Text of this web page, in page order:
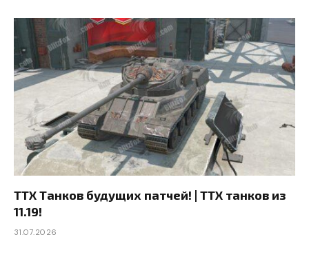
ТТХ Танков будущих патчей! | ТТХ танков из
11.19!
31.07.2026